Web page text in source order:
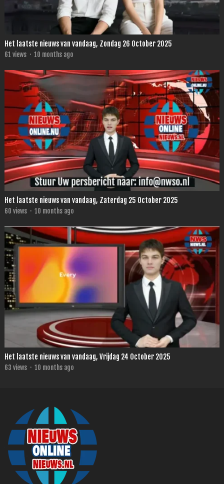
Het laatste nieuws van vandaag, Zondag 26 October 2025
61 views · 10 months ago
Het laatste nieuws van vandaag, Zaterdag 25 October 2025
60 views · 10 months ago
Het laatste nieuws van vandaag, Vrijdag 24 October 2025
63 views · 10 months ago